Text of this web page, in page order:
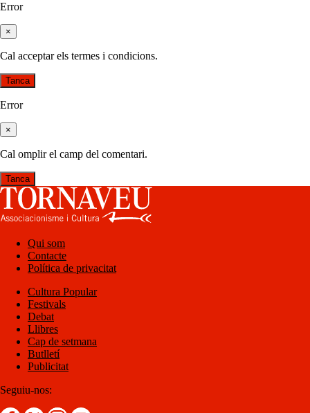
Error
×
Cal acceptar els termes i condicions.
Tanca
Error
×
Cal omplir el camp del comentari.
Tanca
Qui som
Contacte
Política de privacitat
Cultura Popular
Festivals
Debat
Llibres
Cap de setmana
Butlletí
Publicitat
Seguiu-nos: